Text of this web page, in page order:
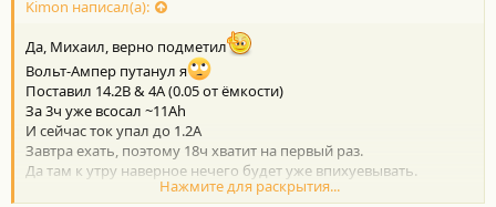
Kimon написал(а):
Да, Михаил, верно подметил
Вольт-Ампер путанул я
Поставил 14.2В & 4А (0.05 от ёмкости)
За 3ч уже всосал ~11Аh
И сейчас ток упал до 1.2А
Завтра ехать, поэтому 18ч хватит на первый раз.
Да там к утру наверное нечего будет уже впихуевывать.
Ну и надеюсь, что не совсем он дохлый, судя по дате
Нажмите для раскрытия...